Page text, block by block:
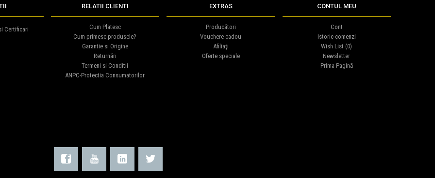
Certificari
RELATII CLIENTI
Cum Platesc
Cum primesc produsele?
Garantie si Origine
Returnări
Termeni si Conditii
ANPC-Protectia Consumatorilor
EXTRAS
Producători
Vouchere cadou
Afiliaţi
Oferte speciale
CONTUL MEU
Cont
Istoric comenzi
Wish List (0)
Newsletter
Prima Pagină